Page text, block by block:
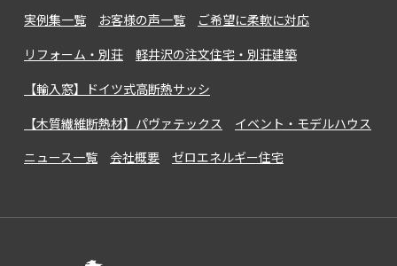
実例集一覧
お客様の声一覧
ご希望に柔軟に対応
リフォーム・別荘
軽井沢の注文住宅・別荘建築
【輸入窓】ドイツ式高断熱サッシ
【木質繊維断熱材】パヴァテックス
イベント・モデルハウス
ニュース一覧
会社概要 ゼロエネルギー住宅